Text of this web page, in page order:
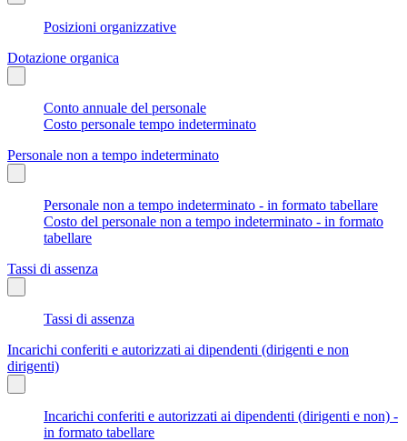
Posizioni organizzative
Dotazione organica
Conto annuale del personale
Costo personale tempo indeterminato
Personale non a tempo indeterminato
Personale non a tempo indeterminato - in formato tabellare
Costo del personale non a tempo indeterminato - in formato
tabellare
Tassi di assenza
Tassi di assenza
Incarichi conferiti e autorizzati ai dipendenti (dirigenti e non
dirigenti)
Incarichi conferiti e autorizzati ai dipendenti (dirigenti e non) -
in formato tabellare